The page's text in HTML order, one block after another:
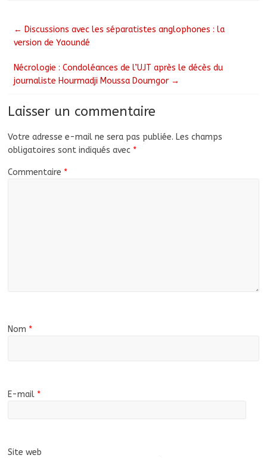
← Discussions avec les séparatistes anglophones : la
version de Yaoundé
Nécrologie : Condoléances de l’UJT après le décès du
journaliste Hourmadji Moussa Doumgor →
Laisser un commentaire
Votre adresse e-mail ne sera pas publiée. Les champs
obligatoires sont indiqués avec *
Commentaire *
Nom *
E-mail *
Site web